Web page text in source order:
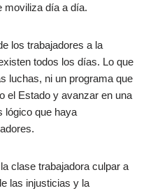
moviliza día a día.
los trabajadores a la
todos los días. Lo que
luchas, ni un programa que
el Estado y avanzar en una
lógico que haya
clase trabajadora culpar a
las injusticias y la